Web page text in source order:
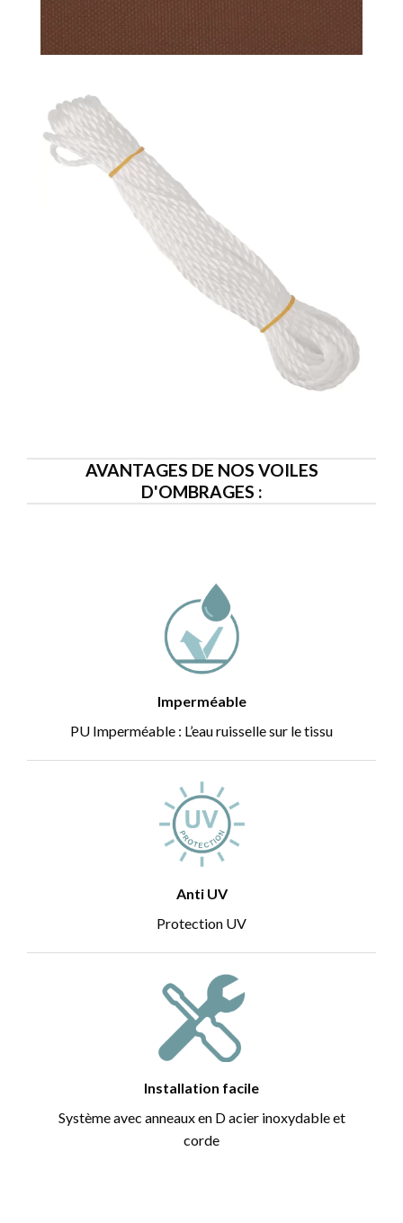
AVANTAGES DE NOS VOILES
D'OMBRAGES :
Imperméable
PU Imperméable : L’eau ruisselle sur le tissu
Anti UV
Protection UV
Installation facile
Système avec anneaux en D acier inoxydable et
corde